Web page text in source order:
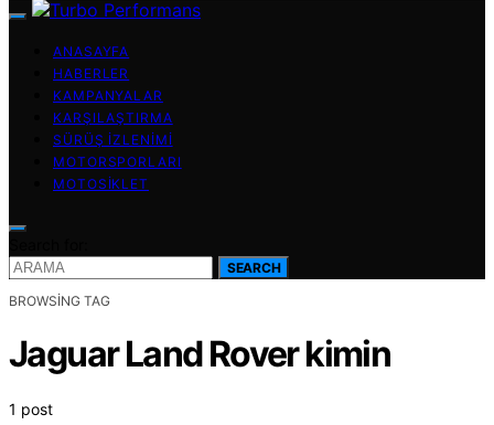
ANASAYFA
HABERLER
KAMPANYALAR
KARŞILAŞTIRMA
SÜRÜŞ İZLENIMI
MOTORSPORLARI
MOTOSIKLET
SEARCH
BROWSING TAG
Jaguar Land Rover kimin
1 post